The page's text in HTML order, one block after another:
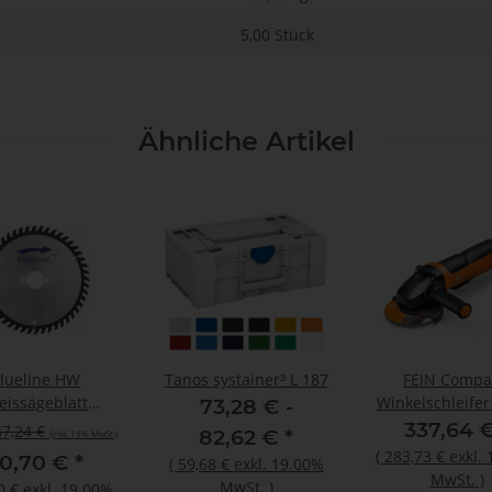
5,00 Stück
Ähnliche Artikel
HW
1,80x30mm
NL 2/7/42
€ (inkl. 19% MwSt.)
€ *
Tanos systainer³ L 187
73,28 € -
82,62 € *
( 59,68 € exkl. 19.00%
MwSt. )
FEIN
mm CG 15-150
337,64
( 283,73 € exkl.
MwSt. )